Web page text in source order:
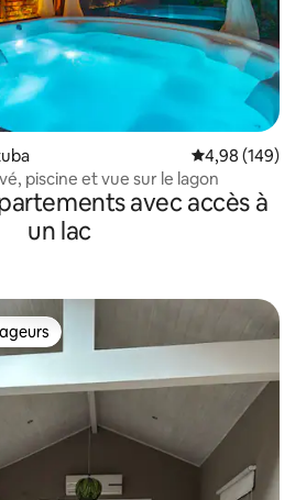
Évaluation
4,98 (149)
piscine et vue sur le lagon
avec accès à
un lac
les plus appréciés